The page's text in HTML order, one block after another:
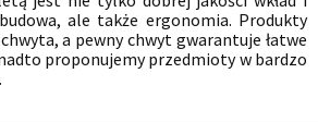
ale także ergonomia. Produkty
a pewny chwyt gwarantuje łatwe
proponujemy przedmioty w bardzo